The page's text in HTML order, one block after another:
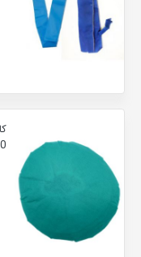
100